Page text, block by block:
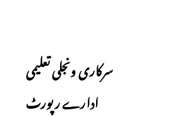
سرکاری ونجلی تعلیمی
ادارے رپورٹ